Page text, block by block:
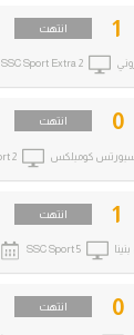
0 انتهت
1 انتهت
SSC Sport 5
0 انتهت
سبورتس كومبلكس 2
1 انتهت
SSC Sport Extra 2